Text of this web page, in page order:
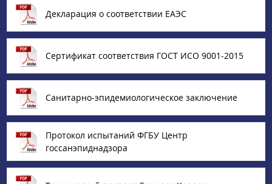
Декларация о соответствии ЕАЭС
Сертификат соответствия ГОСТ ИСО 9001-2015
Санитарно-эпидемиологическое заключение
Протокол испытаний ФГБУ Центр
госсанэпиднадзора